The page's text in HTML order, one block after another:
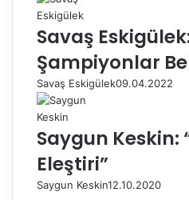
Savaş
Şampiyonlar
Savaş Eskigülek09.04.2022
Saygun Keskin:
Eleştiri”
Saygun Keskin12.10.2020